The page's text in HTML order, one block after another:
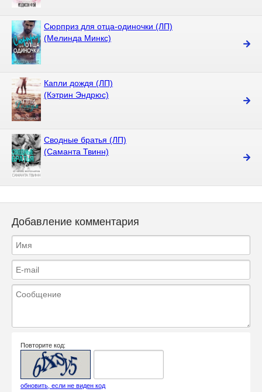
Сюрприз для отца-одиночки (ЛП)
(Мелинда Минкс)
Капли дождя (ЛП)
(Кэтрин Эндрюс)
Сводные братья (ЛП)
(Саманта Твинн)
Добавление комментария
Повторите код:
обновить, если не виден код